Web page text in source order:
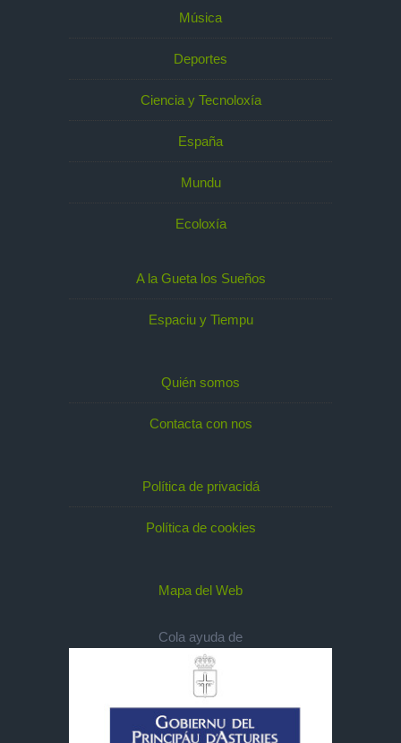
Música
Deportes
Ciencia y Tecnoloxía
España
Mundu
Ecoloxía
A la Gueta los Sueños
Espaciu y Tiempu
Quién somos
Contacta con nos
Política de privacidá
Política de cookies
Mapa del Web
Cola ayuda de